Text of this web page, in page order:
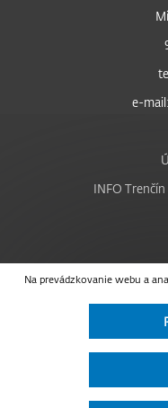
Na prevádzkovanie webu a
e-
INFO